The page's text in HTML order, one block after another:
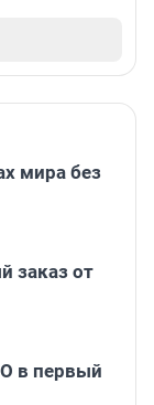
мира без
заказ от
в первый